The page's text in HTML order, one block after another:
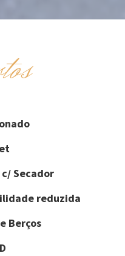
Secador
reduzida
Berços